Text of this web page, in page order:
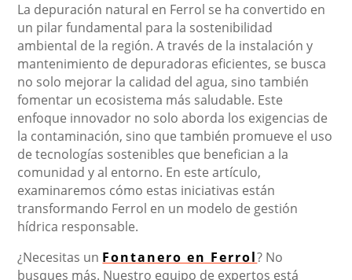
La depuración natural en Ferrol se ha convertido en
un pilar fundamental para la sostenibilidad
ambiental de la región. A través de la instalación y
mantenimiento de depuradoras eficientes, se busca
no solo mejorar la calidad del agua, sino también
fomentar un ecosistema más saludable. Este
enfoque innovador no solo aborda los exigencias de
la contaminación, sino que también promueve el uso
de tecnologías sostenibles que benefician a la
comunidad y al entorno. En este artículo,
examinaremos cómo estas iniciativas están
transformando Ferrol en un modelo de gestión
hídrica responsable.
¿Necesitas un Fontanero en Ferrol? No
busques más. Nuestro equipo de expertos está